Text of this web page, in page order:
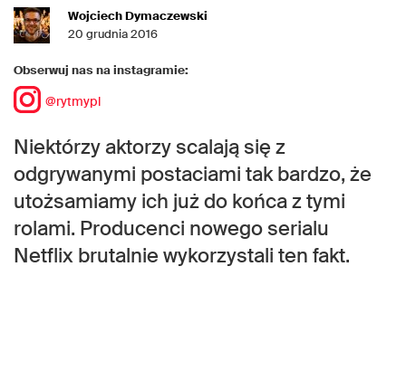
Wojciech Dymaczewski
20 grudnia 2016
Obserwuj nas na instagramie:
@rytmypl
Niektórzy aktorzy scalają się z
odgrywanymi postaciami tak bardzo, że
utożsamiamy ich już do końca z tymi
rolami. Producenci nowego serialu
Netflix brutalnie wykorzystali ten fakt.